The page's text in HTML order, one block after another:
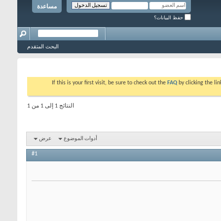
مساعدة
حفظ البيانات؟
البحث المتقدم
If this is your first visit, be sure to check out the FAQ by clicking the
النتائج 1 إلى 1 من 1
أدوات الموضوع عرض
#1